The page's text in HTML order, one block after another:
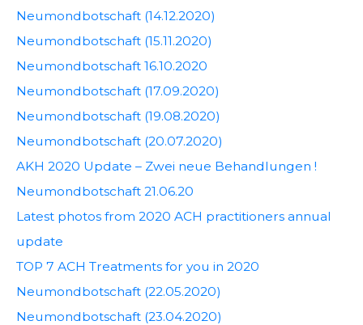
Neumondbotschaft (14.12.2020)
Neumondbotschaft (15.11.2020)
Neumondbotschaft 16.10.2020
Neumondbotschaft (17.09.2020)
Neumondbotschaft (19.08.2020)
Neumondbotschaft (20.07.2020)
AKH 2020 Update – Zwei neue Behandlungen !
Neumondbotschaft 21.06.20
Latest photos from 2020 ACH practitioners annual
update
TOP 7 ACH Treatments for you in 2020
Neumondbotschaft (22.05.2020)
Neumondbotschaft (23.04.2020)